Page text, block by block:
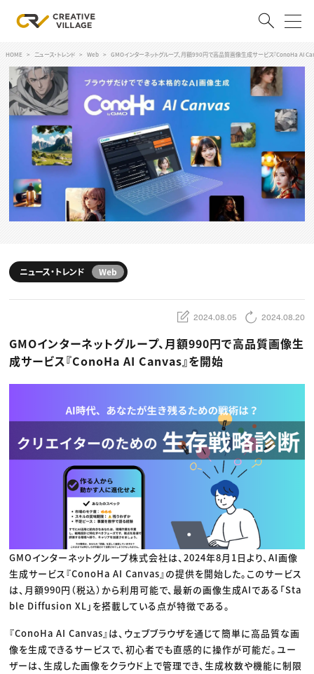
ログイン 会員登録
RECRUIT
クリエイター求人を探す
CREATIVE JOB求人検索
特集求人
採用説明会
スキルアップしたい！
スキルアップしたい！ トップ
プログラミング
マーケティング
ディレクション
業界解説・キャリア事情
お役立ち基礎知識
TOP Creator’s コラム
アプリクリエイター
ゲームクリエイター
映像クリエイター
クリエイターインタビュー
ニュース・トレンド
ゲーム・エンタメ
広告
出版
CREATIVE VILLAGEからのお知らせ
プロフェッショナル×つながる×メディア
HOME ニュース・トレンド Web GMOインターネットグループ、月額990円で高品質画像生成サービス『ConoHa AI
ニュース・トレンド Web
2024.08.05 2024.08.20
GMOインターネットグループ、月額990円で高品質画像生
成サービス『ConoHa AI Canvas』を開始
GMOインターネットグループ株式会社は、2024年8月1日より、AI画像
生成サービス『ConoHa AI Canvas』の提供を開始した。このサービス
は、月額990円（税込）から利用可能で、最新の画像生成AIである「Sta
ble Diffusion XL」を搭載している点が特徴である。
『ConoHa AI Canvas』は、ウェブブラウザを通じて簡単に高品質な画
像を生成できるサービスで、初心者でも直感的に操作が可能だ。ユー
ザーは、生成した画像をクラウド上で管理でき、生成枚数や機能に制限